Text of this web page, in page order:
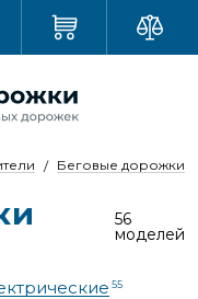
Беговые дорожки
56
моделей
55